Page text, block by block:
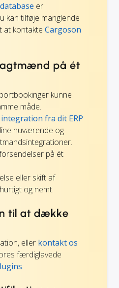
er
kan tilføje manglende
at kontakte Cargoson
på ét
kunne
måde.
integration fra dit ERP
nuværende og
på ét
eller skift af
og nemt.
til at dække
eller kontakt os
færdiglavede
.